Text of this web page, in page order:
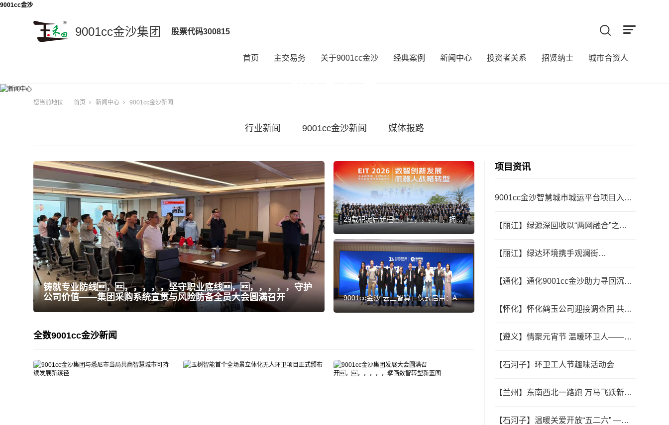
9001cc金沙
9001cc金沙集团
9001cc
集
股票代码300815
首页 主交易务 关于9001cc金沙 经典案例 新闻中心 投资者关系 招贤纳士 城市合资人
您当前地位: 首页 新闻中心 9001cc金沙新闻
行业新闻 9001cc金沙新闻 媒体报路
铸就专业防线，，，，，，坚守职业底线，，，，，，守护
公司价值——集团采购系统宣贯与风险防备全员大会圆满召开
29载积淀启新程，，，，，，拥抱
人机共生新航向—9001cc金沙集团&玉
树机械人二十九载战术转型发展大会圆
满召开
9001cc金沙“云上智算」佚式启用：AI
引擎驱动，，，，，，开启城市智
全数9001cc金沙新闻
项目资讯
9001cc金沙智慧城市城运平台项目入选
【丽江】绿源深回收以“两网融合”之
键”
【丽江】绿达环境携手观澜街
绿色回收
【通化】通化9001cc金沙助力寻回沉要
任担任
【怀化】怀化鹤玉公司迎接调查团 共探
【遵义】情聚元宵节 温暖环卫人——遵
司进行送汤圆活动
【石河子】环卫工人节趣味活动会
【兰州】东南西北一路跑 万马飞跃新征
卫生保险工作
【石河子】温暖关爱开放“五二六” ——